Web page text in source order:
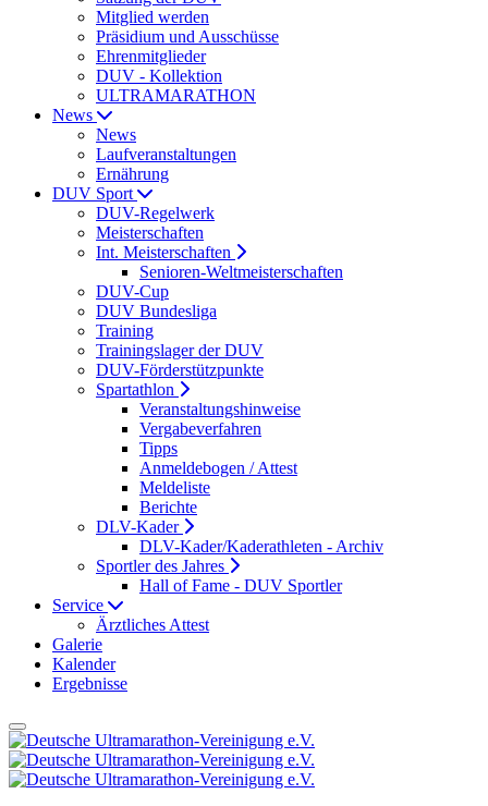
Mitglied werden
Präsidium und Ausschüsse
Ehrenmitglieder
DUV - Kollektion
ULTRAMARATHON
News
News
Laufveranstaltungen
Ernährung
DUV Sport
DUV-Regelwerk
Meisterschaften
Int. Meisterschaften
Senioren-Weltmeisterschaften
DUV-Cup
DUV Bundesliga
Training
Trainingslager der DUV
DUV-Förderstützpunkte
Spartathlon
Veranstaltungshinweise
Vergabeverfahren
Tipps
Anmeldebogen / Attest
Meldeliste
Berichte
DLV-Kader
DLV-Kader/Kaderathleten - Archiv
Sportler des Jahres
Hall of Fame - DUV Sportler
Service
Ärztliches Attest
Galerie
Kalender
Ergebnisse